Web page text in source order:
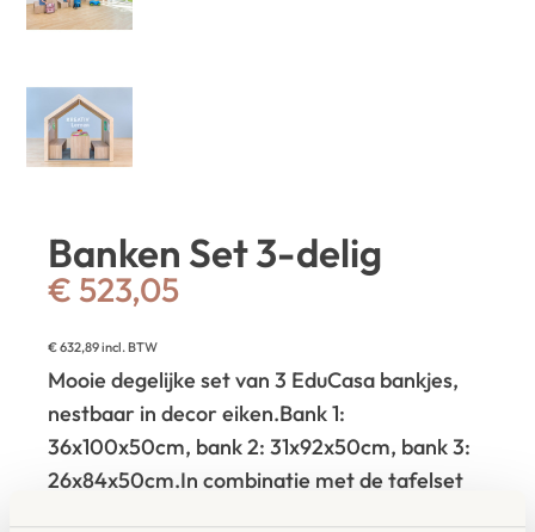
Banken Set 3-delig
€ 523,05
€632,89incl. BTW
Mooie degelijke set van 3 EduCasa bankjes,
nestbaar in decor eiken.Bank 1:
36x100x50cm, bank 2: 31x92x50cm, bank 3:
26x84x50cm.In combinatie met de tafelset